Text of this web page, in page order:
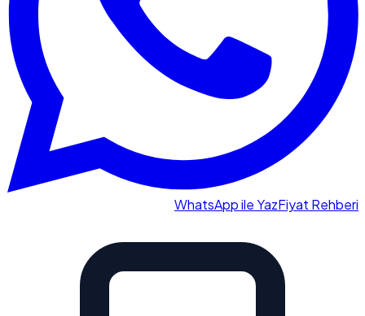
WhatsApp ile YazFiyat Rehberi